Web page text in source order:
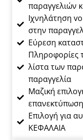
παραγγελιών
Ιχνηλάτηση
στην
Εύρεση
Πληροφορίες
λίστα των
παραγγελία
Μαζική
Επιλογή για
ΚΕΦΑΛΑΙΑ